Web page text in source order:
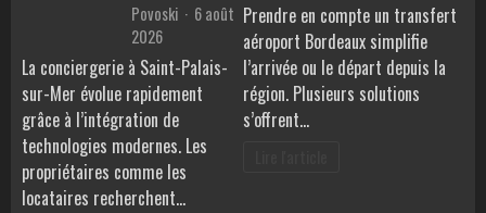
Povoski
6 août
2026
La conciergerie à Saint-Palais-
sur-Mer évolue rapidement
grâce à l’intégration de
technologies modernes. Les
propriétaires comme les
locataires recherchent…
Prendre en compte un transfert
aéroport Bordeaux simplifie
l’arrivée ou le départ depuis la
région. Plusieurs solutions
s’offrent…